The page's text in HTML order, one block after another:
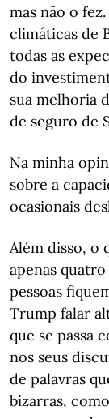
mas não o
climáticas de
todas as
do
sua melhoria
de seguro de
Na minha
sobre a
ocasionais
Além disso, o
apenas
pessoas
Trump falar
que se passa
nos seus
de palavras
bizarras,